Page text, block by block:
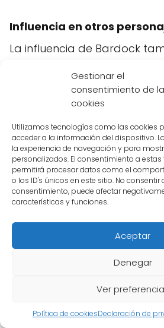
Gestionar el
consentimiento de
cookies
Utilizamos tecnologías como las cookies
acceder a la información del dispositivo.
la experiencia de navegación y para
personalizados. El consentimiento a
permitirá procesar datos como el
o los ID's únicos en este sitio. No consentir
consentimiento, puede afectar
características y funciones.
Aceptar
Denegar
Ver
Política de cookiesDeclaración de
Influencia en otros
La influencia de Bardock
legado inspiraron aVegeta
Saiyajin, a rebelarse contra
Bardock también se ven
personajes comoGohan,
quienes continúan la lucha
padre para proteger a la
El primer Saiyajin Bardock
huella imborrable en
determinación y amor por
influido en personajes
un personaje fundamental
serie y su legado perdurará